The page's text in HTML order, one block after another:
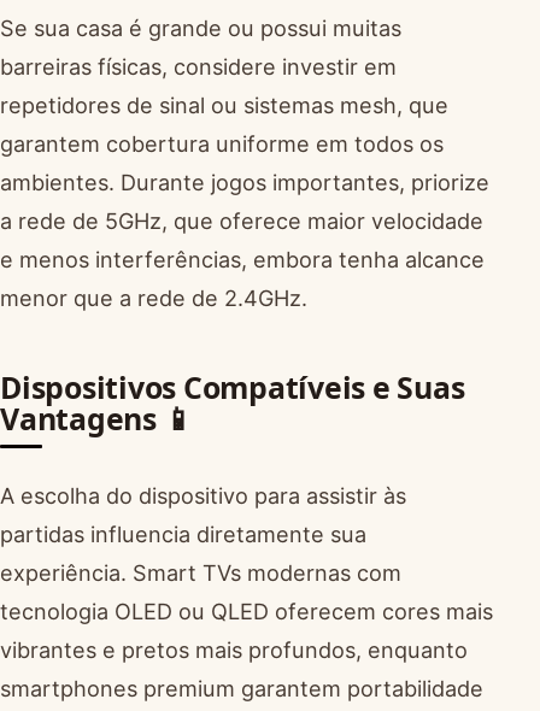
Se sua casa é grande ou possui muitas
barreiras físicas, considere investir em
repetidores de sinal ou sistemas mesh, que
garantem cobertura uniforme em todos os
ambientes. Durante jogos importantes, priorize
a rede de 5GHz, que oferece maior velocidade
e menos interferências, embora tenha alcance
menor que a rede de 2.4GHz.
Dispositivos Compatíveis e Suas
Vantagens 📱
A escolha do dispositivo para assistir às
partidas influencia diretamente sua
experiência. Smart TVs modernas com
tecnologia OLED ou QLED oferecem cores mais
vibrantes e pretos mais profundos, enquanto
smartphones premium garantem portabilidade